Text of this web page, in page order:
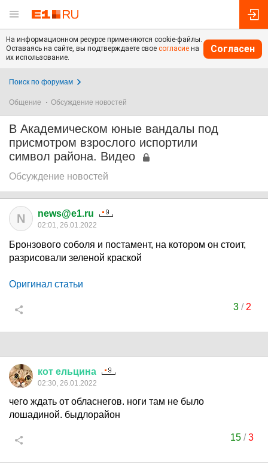
На информационном ресурсе применяются cookie-файлы.
Оставаясь на сайте, вы подтверждаете свое согласие на
их использование.
Согласен
Поиск по форумам
Общение Обсуждение новостей
В Академическом юные вандалы под
присмотром взрослого испортили
символ района. Видео
Обсуждение новостей
N news@e1.ru
02:01, 26.01.2022
Бронзового соболя и постамент, на котором он стоит,
разрисовали зеленой краской
Оригинал статьи
3/ 2
кот ельцина
02:30, 26.01.2022
чего ждать от обласнегов. ноги там не было
лошадиной. быдлорайон
15 /3